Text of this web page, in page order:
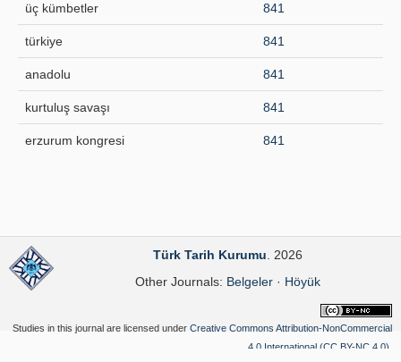
üç kümbetler 841
türkiye 841
anadolu 841
kurtuluş savaşı 841
erzurum kongresi 841
Türk Tarih Kurumu . 2026
Other Journals: Belgeler· Höyük
Studies in this journal are licensed under Creative Commons Attribution-NonCommercial
4.0 International (CC BY-NC 4.0)